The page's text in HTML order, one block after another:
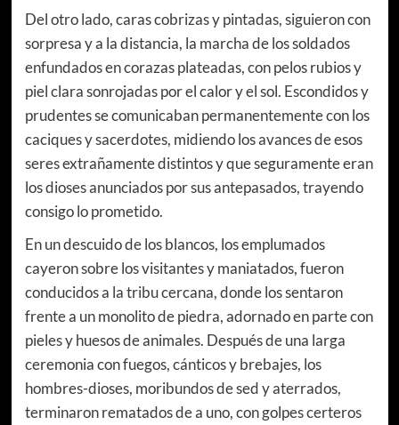
Del otro lado, caras cobrizas y pintadas, siguieron con
sorpresa y a la distancia, la marcha de los soldados
enfundados en corazas plateadas, con pelos rubios y
piel clara sonrojadas por el calor y el sol. Escondidos y
prudentes se comunicaban permanentemente con los
caciques y sacerdotes, midiendo los avances de esos
seres extrañamente distintos y que seguramente eran
los dioses anunciados por sus antepasados, trayendo
consigo lo prometido.
En un descuido de los blancos, los emplumados
cayeron sobre los visitantes y maniatados, fueron
conducidos a la tribu cercana, donde los sentaron
frente a un monolito de piedra, adornado en parte con
pieles y huesos de animales. Después de una larga
ceremonia con fuegos, cánticos y brebajes, los
hombres-dioses, moribundos de sed y aterrados,
terminaron rematados de a uno, con golpes certeros